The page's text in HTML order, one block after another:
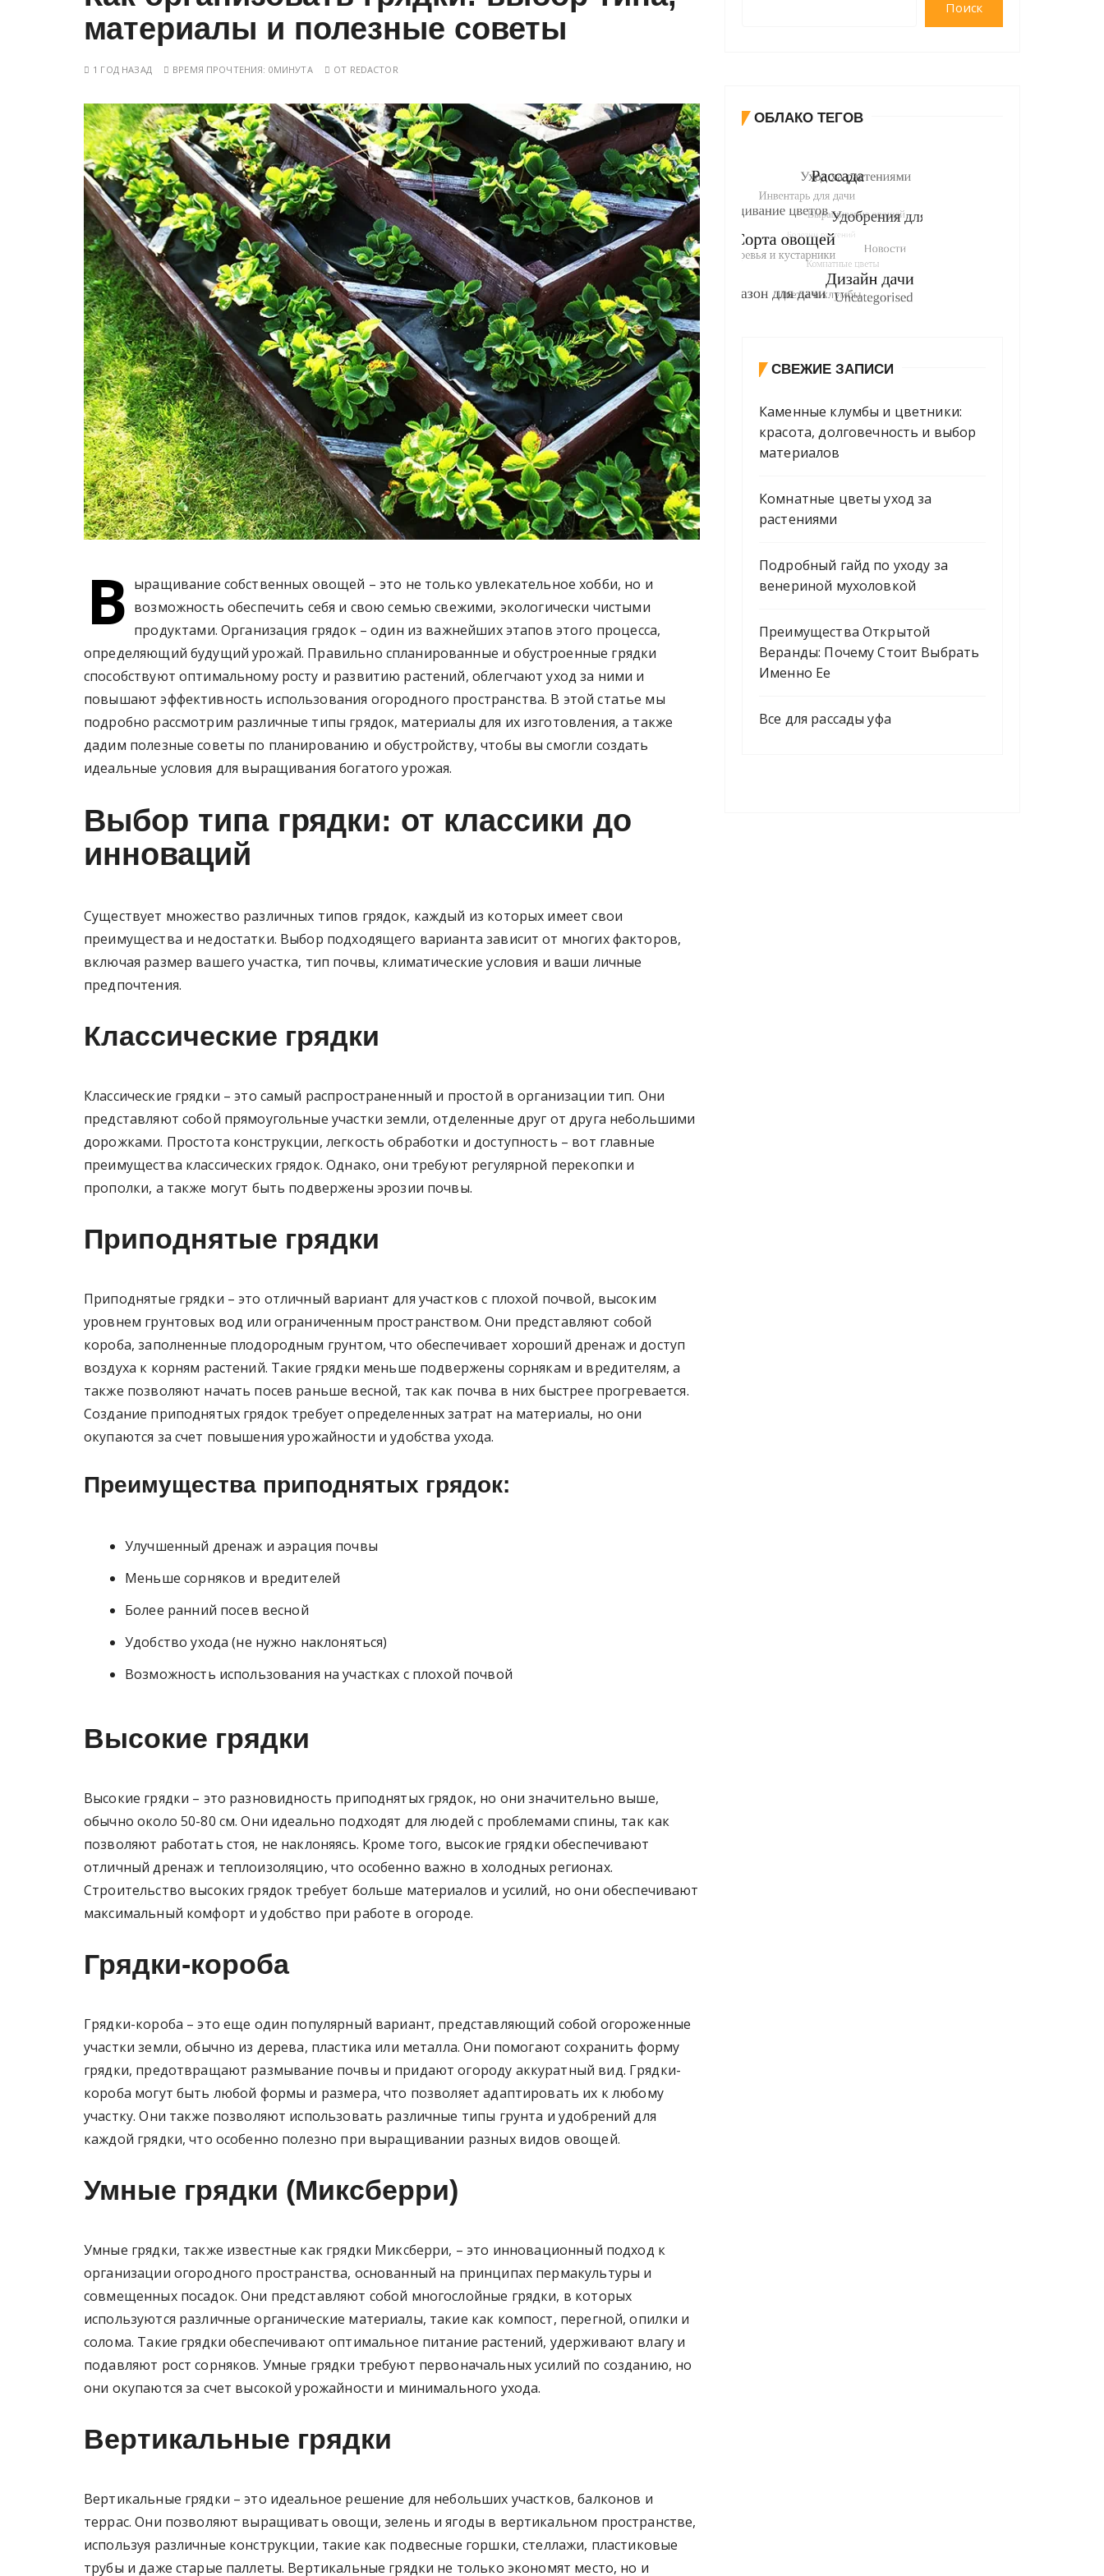
материалы и полезные советы
1 ГОД НАЗАД ВРЕМЯ ПРОЧТЕНИЯ: 0МИНУТА ОТ REDACTOR
В ыращивание собственных овощей – это не только увлекательное хобби, но и
возможность обеспечить себя и свою семью свежими, экологически чистыми
продуктами. Организация грядок – один из важнейших этапов этого процесса,
определяющий будущий урожай. Правильно спланированные и обустроенные грядки
способствуют оптимальному росту и развитию растений, облегчают уход за ними и
повышают эффективность использования огородного пространства. В этой статье мы
подробно рассмотрим различные типы грядок, материалы для их изготовления, а также
дадим полезные советы по планированию и обустройству, чтобы вы смогли создать
идеальные условия для выращивания богатого урожая.
Выбор типа грядки: от классики до
инноваций
Существует множество различных типов грядок, каждый из которых имеет свои
преимущества и недостатки. Выбор подходящего варианта зависит от многих факторов,
включая размер вашего участка, тип почвы, климатические условия и ваши личные
предпочтения.
Классические грядки
Классические грядки – это самый распространенный и простой в организации тип. Они
представляют собой прямоугольные участки земли, отделенные друг от друга небольшими
дорожками. Простота конструкции, легкость обработки и доступность – вот главные
преимущества классических грядок. Однако, они требуют регулярной перекопки и
прополки, а также могут быть подвержены эрозии почвы.
Приподнятые грядки
Приподнятые грядки – это отличный вариант для участков с плохой почвой, высоким
уровнем грунтовых вод или ограниченным пространством. Они представляют собой
короба, заполненные плодородным грунтом, что обеспечивает хороший дренаж и доступ
воздуха к корням растений. Такие грядки меньше подвержены сорнякам и вредителям, а
также позволяют начать посев раньше весной, так как почва в них быстрее прогревается.
Создание приподнятых грядок требует определенных затрат на материалы, но они
окупаются за счет повышения урожайности и удобства ухода.
Преимущества приподнятых грядок:
Улучшенный дренаж и аэрация почвы
Меньше сорняков и вредителей
Более ранний посев весной
Удобство ухода (не нужно наклоняться)
Возможность использования на участках с плохой почвой
Высокие грядки
Высокие грядки – это разновидность приподнятых грядок, но они значительно выше,
обычно около 50-80 см. Они идеально подходят для людей с проблемами спины, так как
позволяют работать стоя, не наклоняясь. Кроме того, высокие грядки обеспечивают
отличный дренаж и теплоизоляцию, что особенно важно в холодных регионах.
Строительство высоких грядок требует больше материалов и усилий, но они обеспечивают
максимальный комфорт и удобство при работе в огороде.
Грядки-короба
Грядки-короба – это еще один популярный вариант, представляющий собой огороженные
участки земли, обычно из дерева, пластика или металла. Они помогают сохранить форму
грядки, предотвращают размывание почвы и придают огороду аккуратный вид. Грядки-
короба могут быть любой формы и размера, что позволяет адаптировать их к любому
участку. Они также позволяют использовать различные типы грунта и удобрений для
каждой грядки, что особенно полезно при выращивании разных видов овощей.
Умные грядки (Миксберри)
Умные грядки, также известные как грядки Миксберри, – это инновационный подход к
организации огородного пространства, основанный на принципах пермакультуры и
совмещенных посадок. Они представляют собой многослойные грядки, в которых
используются различные органические материалы, такие как компост, перегной, опилки и
солома. Такие грядки обеспечивают оптимальное питание растений, удерживают влагу и
подавляют рост сорняков. Умные грядки требуют первоначальных усилий по созданию, но
они окупаются за счет высокой урожайности и минимального ухода.
Вертикальные грядки
Вертикальные грядки – это идеальное решение для небольших участков, балконов и
террас. Они позволяют выращивать овощи, зелень и ягоды в вертикальном пространстве,
используя различные конструкции, такие как подвесные горшки, стеллажи, пластиковые
трубы и даже старые паллеты. Вертикальные грядки не только экономят место, но и
Поиск
ОБЛАКО ТЕГОВ
СВЕЖИЕ ЗАПИСИ
Каменные клумбы и цветники:
красота, долговечность и выбор
материалов
Комнатные цветы уход за
растениями
Подробный гайд по уходу за
венериной мухоловкой
Преимущества Открытой
Веранды: Почему Стоит Выбрать
Именно Ее
Все для рассады уфа